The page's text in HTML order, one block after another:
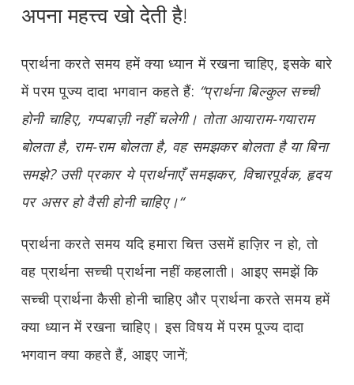
अपना महत्त्व खो देती है!
प्रार्थना करते समय हमें क्या ध्यान में रखना चाहिए, इसके बारे
में परम पूज्य दादा भगवान कहते हैं: “प्रार्थना बिल्कुल सच्ची
होनी चाहिए, गप्पबाज़ी नहीं चलेगी। तोता आयाराम-गयाराम
बोलता है, राम-राम बोलता है, वह समझकर बोलता है या बिना
समझे? उसी प्रकार ये प्रार्थनाएँ समझकर, विचारपूर्वक, हृदय
पर असर हो वैसी होनी चाहिए।“
प्रार्थना करते समय यदि हमारा चित्त उसमें हाज़िर न हो, तो
वह प्रार्थना सच्ची प्रार्थना नहीं कहलाती। आइए समझें कि
सच्ची प्रार्थना कैसी होनी चाहिए और प्रार्थना करते समय हमें
क्या ध्यान में रखना चाहिए। इस विषय में परम पूज्य दादा
भगवान क्या कहते हैं, आइए जानें;